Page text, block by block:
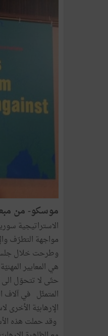
موسكو- من
مواجهة التطرّف
وطرحت خلال
هي المعايير
حتّى لا تتحوّل الى
المتمثّل في آلاف
الإرهابيّة الأخرى
وقد حملت هذه